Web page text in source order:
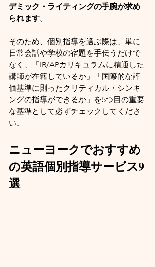
デミック・ライティングの手腕が求め
られます。
そのため、個別指導を選ぶ際は、単に
日常会話や学校の宿題を手伝うだけで
なく、「IB/APカリキュラムに精通した
講師が在籍しているか」「国際的な評
価基準に則ったクリティカル・シンキ
ングの指導ができるか」を5つ目の重要
な基準として必ずチェックしてくださ
い。
ニューヨークでおすすめ
の英語個別指導サービス9
選